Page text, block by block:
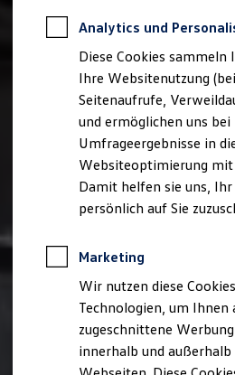
Professional Class
Behörden
Direktkunden
Sonderfahrzeuge
Anpfiff zum Gewinn
Elektromobilität
Elektroautos
ID. Tutorials
Elektrofahrzeugkonzepte
ID. EVERY1
Reichweite
Rekuperation
Laden unterwegs
Laden Zuhause
Ladestationen finden
Ladezeitensimulator
Batterie
Sicherheit
Analytics und
Diese Cookies
Ihre Websitenutzung
Seitenaufrufe,
und ermöglichen uns
Umfrageergebnisse in
Websiteoptimierung mit
Damit helfen sie uns,
persönlich auf Sie
Marketing
Wir nutzen diese
Technologien, um
zugeschnittene
innerhalb und